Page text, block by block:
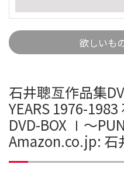
欲しいも
石井聰亙作品集
YEARS 1976-
DVD-BOX Ⅰ～
Amazon.co.jp: 石